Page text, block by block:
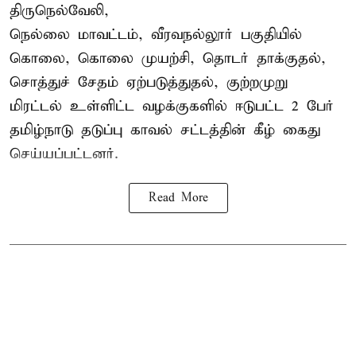
திருநெல்வேலி,
நெல்லை மாவட்டம், வீரவநல்லூர் பகுதியில்
கொலை, கொலை முயற்சி, தொடர் தாக்குதல்,
சொத்துச் சேதம் ஏற்படுத்துதல், குற்றமுறு
மிரட்டல் உள்ளிட்ட வழக்குகளில் ஈடுபட்ட 2 பேர்
தமிழ்நாடு தடுப்பு காவல் சட்டத்தின் கீழ் கைது
செய்யப்பட்டனர்.
Read More